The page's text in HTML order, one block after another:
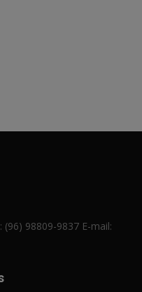
98809-9837 E-mail: